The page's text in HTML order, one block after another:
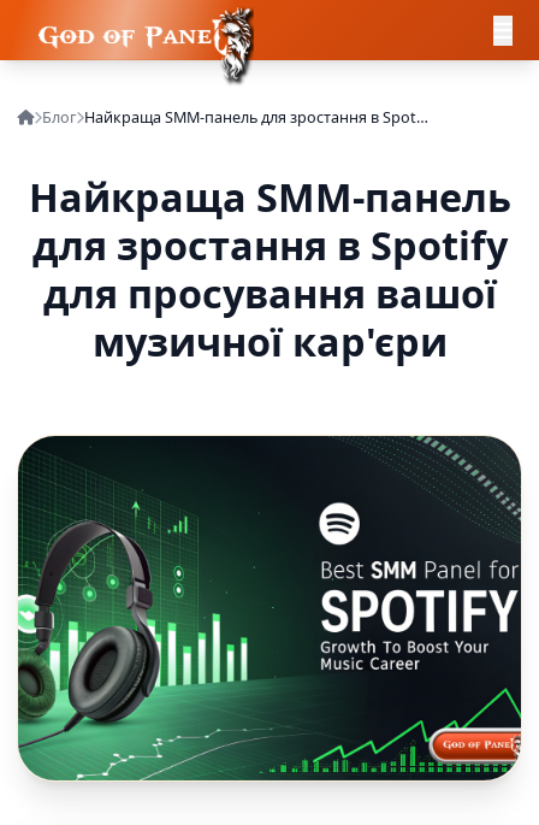
Блог Найкраща SMM-панель для зростання в Spotify для просування вашої музичної кар'єри
Найкраща SMM-панель
для зростання в Spotify
для просування вашої
музичної кар'єри